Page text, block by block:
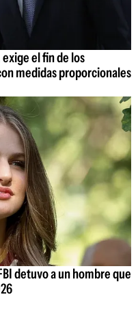
el fin de los
medidas proporcionales
detuvo a un hombre que